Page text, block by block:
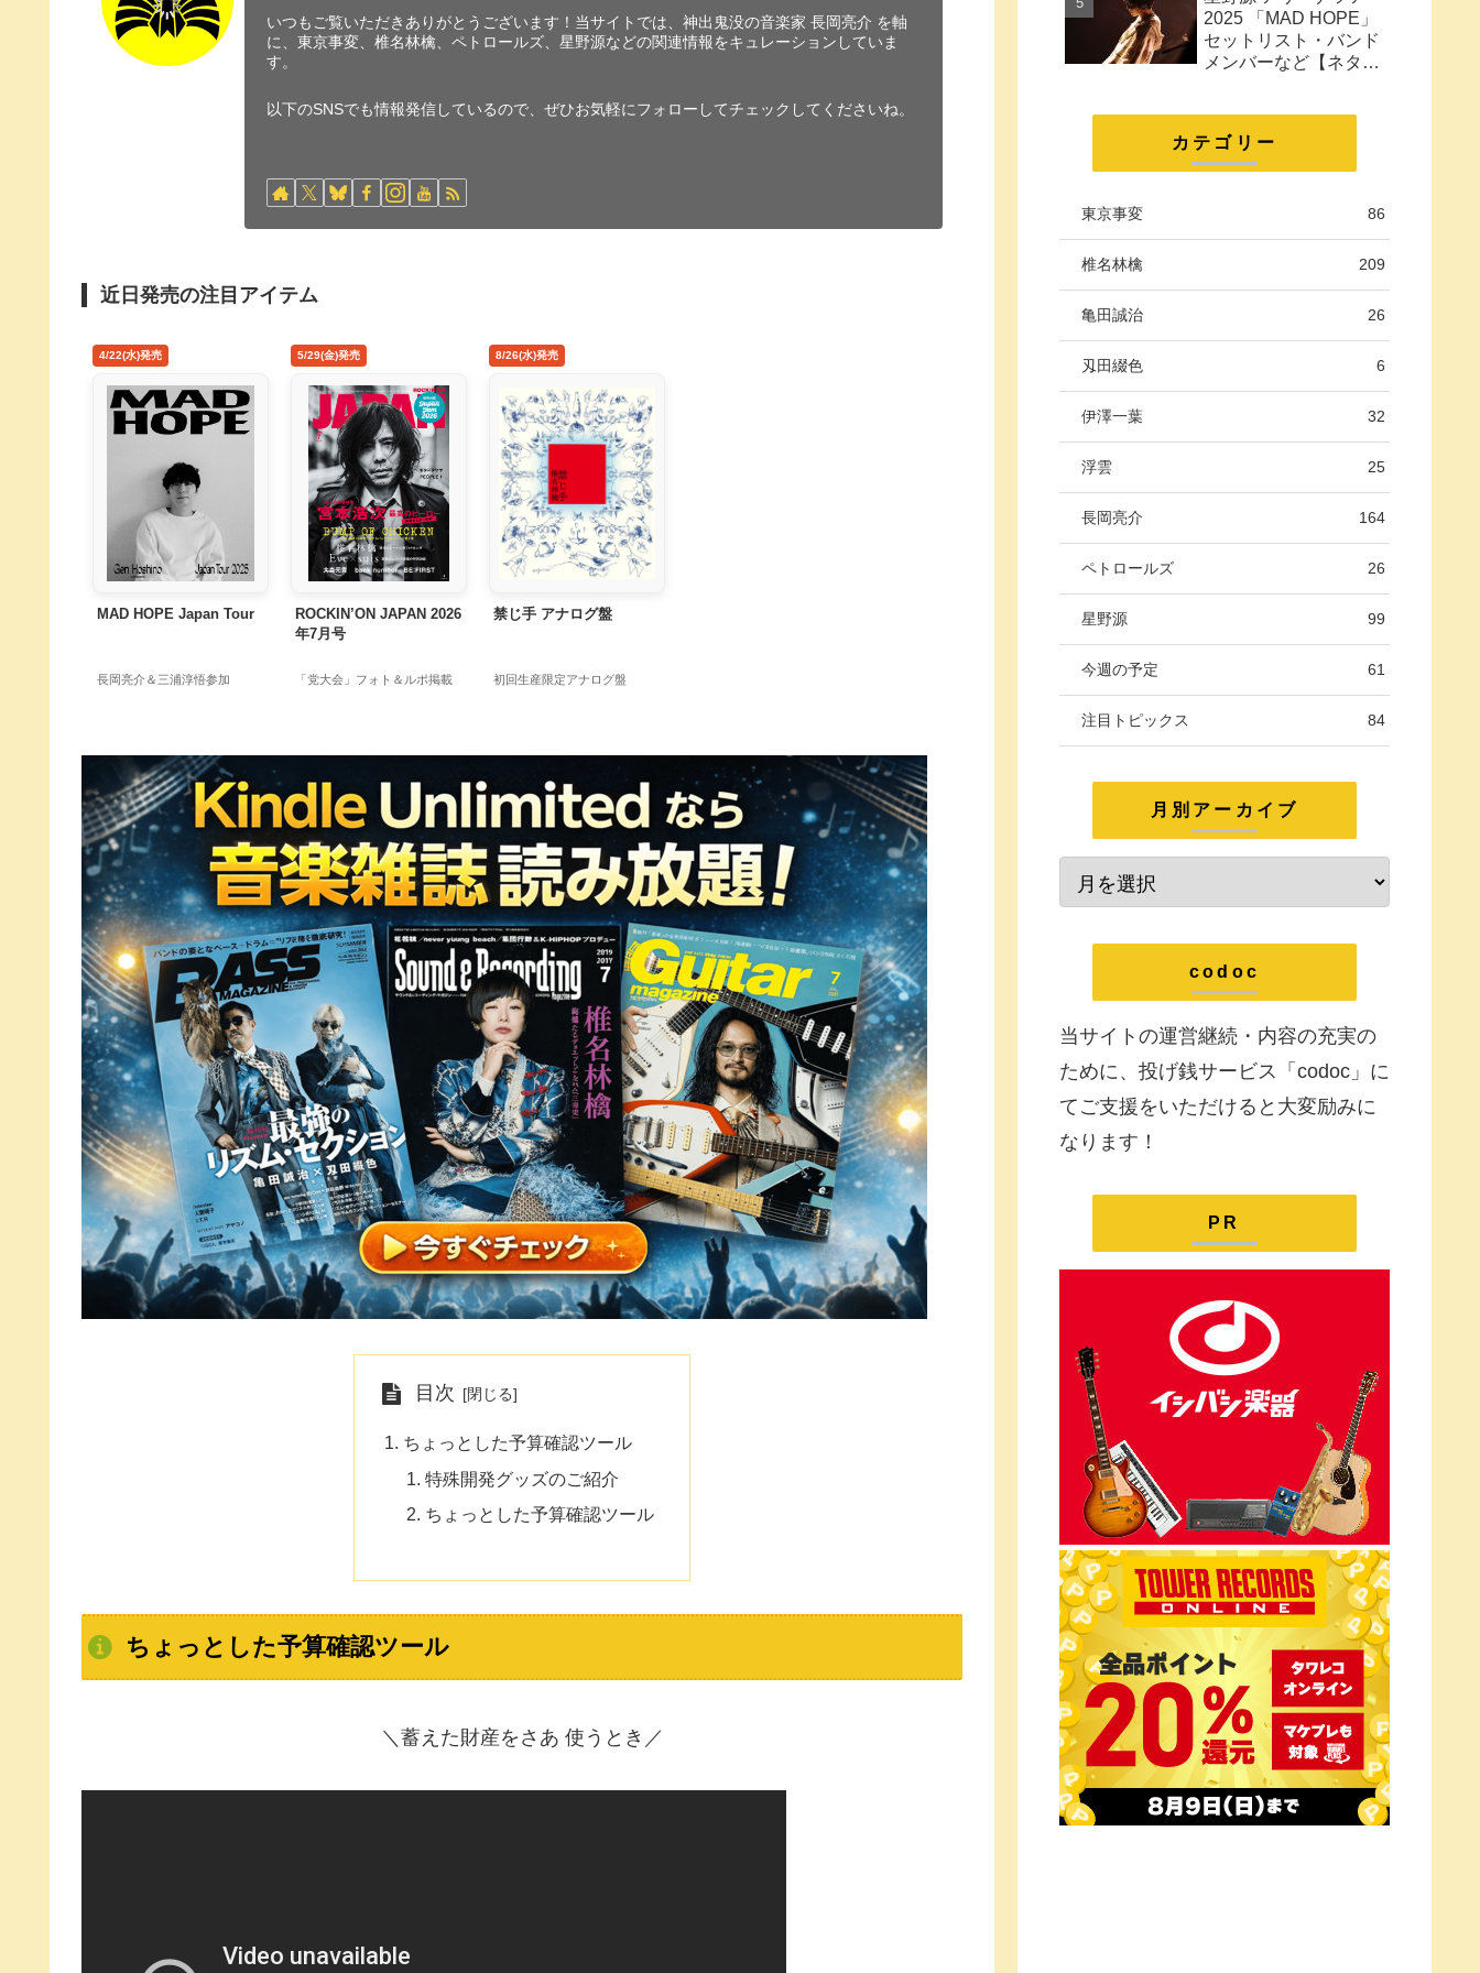
いつもご覧いただきありがとうございます！当サイトでは、神出鬼没の音楽家 長岡亮介 を軸
に、東京事変、椎名林檎、ペトロールズ、星野源などの関連情報をキュレーションしていま
す。
以下のSNSでも情報発信しているので、ぜひお気軽にフォローしてチェックしてくださいね。
近日発売の注目アイテム
4/22(水)発売
MAD HOPE Japan Tour
長岡亮介＆三浦淳悟参加
5/29(金)発売
ROCKIN’ON JAPAN 2026
年7月号
「党大会」フォト＆ルポ掲載
8/26(水)発売
禁じ手 アナログ盤
初回生産限定アナログ盤
目次
ちょっとした予算確認ツール
特殊開発グッズのご紹介
ちょっとした予算確認ツール
ちょっとした予算確認ツール
＼蓄えた財産をさあ 使うとき／
に。
2025 「MAD HOPE」
セットリスト・バンド
メンバーなど【ネタバ
カテゴリー
東京事変 86
椎名林檎 209
亀田誠治 26
刄田綴色 6
伊澤一葉 32
浮雲 25
長岡亮介 164
ペトロールズ 26
星野源 99
今週の予定 61
注目トピックス 84
月別アーカイブ
codoc
当サイトの運営継続・内容の充実の
ために、投げ銭サービス「codoc」に
てご支援をいただけると大変励みに
なります！
PR